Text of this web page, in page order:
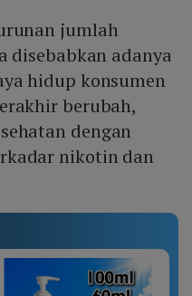
jumlah
disebabkan adanya
hidup konsumen
berubah,
dengan
nikotin dan